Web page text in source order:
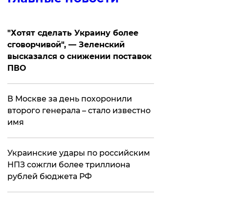
​"Хотят сделать Украину более
сговорчивой", — Зеленский
высказался о снижении поставок
ПВО
В Москве за день похоронили
второго генерала – стало известно
имя
Украинские удары по российским
НПЗ сожгли более триллиона
рублей бюджета РФ